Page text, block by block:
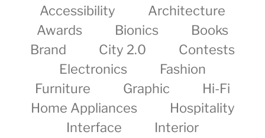
Accessibility
Architecture
Awards
Bionics
Books
Brand
City 2.0
Contests
Electronics
Fashion
Furniture
Graphic
Hi-Fi
Home Appliances
Hospitality
Interface
Interior